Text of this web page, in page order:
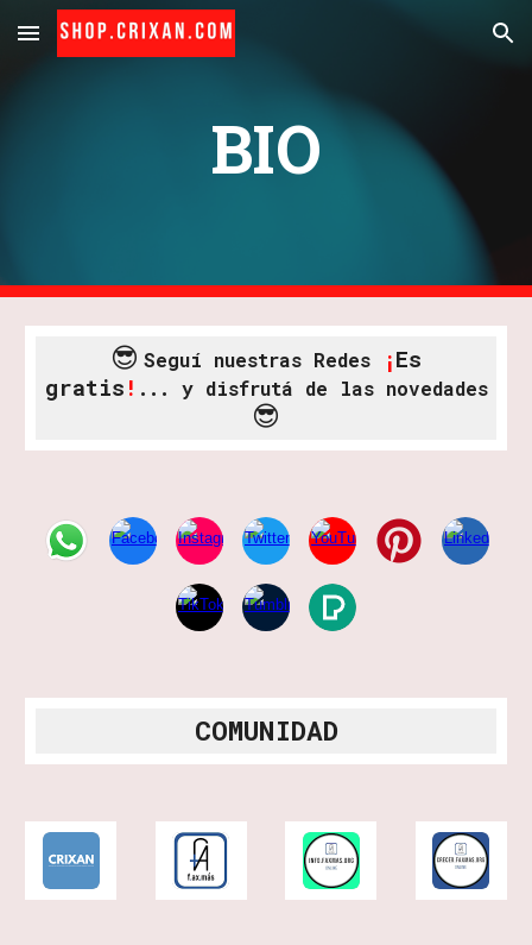
Skip to main content Skip to navigation
BIO
😎 Seguí nuestras Redes ¡Es
gratis ! ... y disfrutá de las novedades
😎
COMUNIDAD